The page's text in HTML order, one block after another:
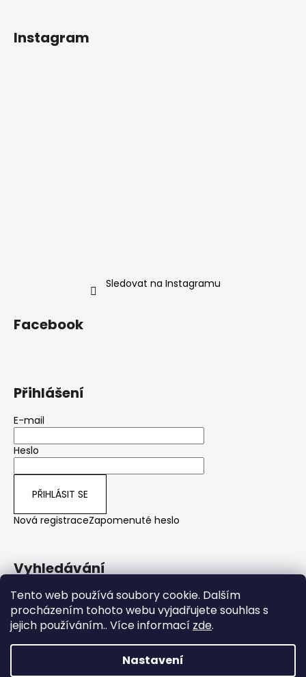
Tento web používá soubory cookie. Dalším
procházením tohoto webu vyjadřujete souhlas s
jejich používáním.. Více informací zde.
Nastavení
Instagram
Sledovat na Instagramu
Facebook
Přihlášení
E-mail
Heslo
PŘIHLÁSIT SE
Nová registraceZapomenuté heslo
Vyhledávání
HLEDAT